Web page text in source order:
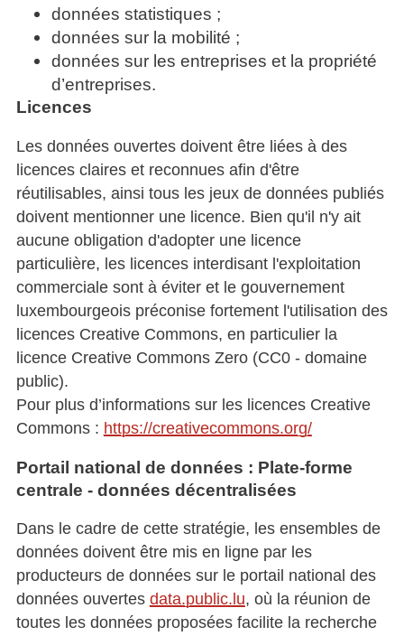
données statistiques ;
données sur la mobilité ;
données sur les entreprises et la propriété
d’entreprises.
Licences
Les données ouvertes doivent être liées à des
licences claires et reconnues afin d'être
réutilisables, ainsi tous les jeux de données publiés
doivent mentionner une licence. Bien qu'il n'y ait
aucune obligation d'adopter une licence
particulière, les licences interdisant l'exploitation
commerciale sont à éviter et le gouvernement
luxembourgeois préconise fortement l'utilisation des
licences Creative Commons, en particulier la
licence Creative Commons Zero (CC0 - domaine
public).
Pour plus d’informations sur les licences Creative
Commons : https://creativecommons.org/
Portail national de données : Plate-forme
centrale - données décentralisées
Dans le cadre de cette stratégie, les ensembles de
données doivent être mis en ligne par les
producteurs de données sur le portail national des
données ouvertes data.public.lu, où la réunion de
toutes les données proposées facilite la recherche